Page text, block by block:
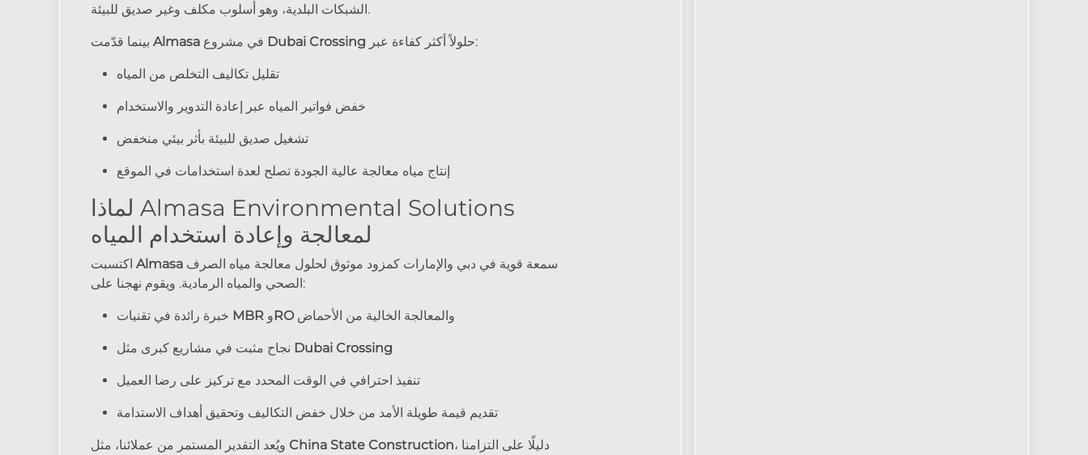
الشبكات البلدية، وهو أسلوب مكلف وغير صديق للبيئة.
Almasa Dubai Crossing حلولاً أكثر كفاءة عبر:
تقليل تكاليف التخلص من المياه
خفض فواتير المياه عبر إعادة التدوير والاستخدام
تشغيل صديق للبيئة بأثر بيئي منخفض
إنتاج مياه معالجة عالية الجودة تصلح لعدة استخدامات في الموقع
لماذا Almasa Environmental Solutions
لمعالجة وإعادة استخدام المياه
Almasaسمعة قوية في دبي والإمارات كمزود موثوق لحلول معالجة مياه الصرف
الصحي والمياه الرمادية. ويقوم نهجنا على:
MBR وRO والمعالجة الخالية من الأحماض
Dubai Crossing
تنفيذ احترافي في الوقت المحدد مع تركيز على رضا العميل
تقديم قيمة طويلة الأمد من خلال خفض التكاليف وتحقيق أهداف الاستدامة
China State Construction، دليلًا على التزامنا